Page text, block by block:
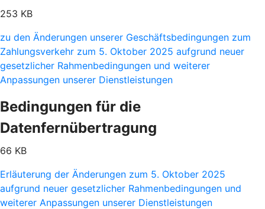
253 KB
zu den Änderungen unserer Geschäftsbedingungen zum
Zahlungsverkehr zum 5. Oktober 2025 aufgrund neuer
gesetzlicher Rahmenbedingungen und weiterer
Anpassungen unserer Dienstleistungen
Bedingungen für die
Datenfernübertragung
66 KB
Erläuterung der Änderungen zum 5. Oktober 2025
aufgrund neuer gesetzlicher Rahmenbedingungen und
weiterer Anpassungen unserer Dienstleistungen